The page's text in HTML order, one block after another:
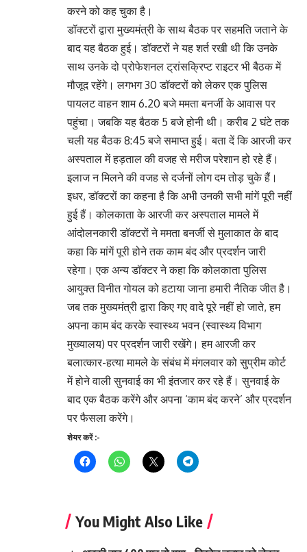
करने को कह चुका है।
डॉक्टरों द्वारा मुख्यमंत्री के साथ बैठक पर सहमति जताने के
बाद यह बैठक हुई। डॉक्टरों ने यह शर्त रखी थी कि उनके
साथ उनके दो प्रोफेशनल ट्रांसक्रिप्ट राइटर भी बैठक में
मौजूद रहेंगे। लगभग 30 डॉक्टरों को लेकर एक पुलिस
पायलट वाहन शाम 6.20 बजे ममता बनर्जी के आवास पर
पहुंचा। जबकि यह बैठक 5 बजे होनी थी। करीब 2 घंटे तक
चली यह बैठक 8:45 बजे समाप्त हुई। बता दें कि आरजी कर
अस्पताल में हड़ताल की वजह से मरीज परेशान हो रहे हैं।
इलाज न मिलने की वजह से दर्जनों लोग दम तोड़ चुके हैं।
इधर, डॉक्टरों का कहना है कि अभी उनकी सभी मांगें पूरी नहीं
हुई हैं। कोलकाता के आरजी कर अस्पताल मामले में
आंदोलनकारी डॉक्टरों ने ममता बनर्जी से मुलाकात के बाद
कहा कि मांगें पूरी होने तक काम बंद और प्रदर्शन जारी
रहेगा। एक अन्य डॉक्टर ने कहा कि कोलकाता पुलिस
आयुक्त विनीत गोयल को हटाया जाना हमारी नैतिक जीत है।
जब तक मुख्यमंत्री द्वारा किए गए वादे पूरे नहीं हो जाते, हम
अपना काम बंद करके स्वास्थ्य भवन (स्वास्थ्य विभाग
मुख्यालय) पर प्रदर्शन जारी रखेंगे। हम आरजी कर
बलात्कार-हत्या मामले के संबंध में मंगलवार को सुप्रीम कोर्ट
में होने वाली सुनवाई का भी इंतजार कर रहे हैं। सुनवाई के
बाद एक बैठक करेंगे और अपना ‘काम बंद करने’ और प्रदर्शन
पर फैसला करेंगे।
शेयर करें :-
You Might Also Like